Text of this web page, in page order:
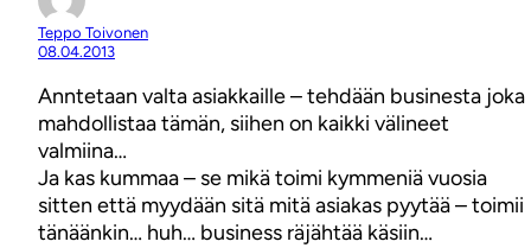
Teppo Toivonen
08.04.2013
Anntetaan valta asiakkaille – tehdään businesta joka
mahdollistaa tämän, siihen on kaikki välineet
valmiina…
Ja kas kummaa – se mikä toimi kymmeniä vuosia
sitten että myydään sitä mitä asiakas pyytää – toimii
tänäänkin… huh… business räjähtää käsiin…